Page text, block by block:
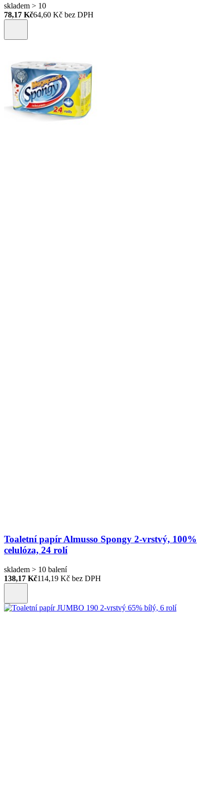
skladem > 10
78,17 Kč64,60 Kč bez DPH
Toaletní papír Almusso Spongy 2-vrstvý, 100%
celulóza, 24 rolí
skladem > 10 balení
138,17 Kč114,19 Kč bez DPH